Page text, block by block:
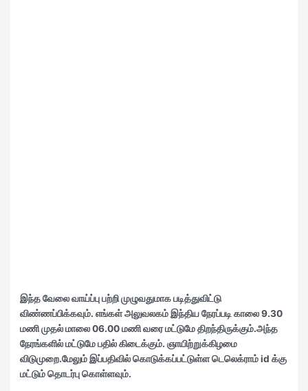
இந்த வேலை வாய்ப்பு பற்றி முழுவதுமாக படித்துவிட்டு
விண்ணப்பிக்கவும். எங்கள்அலுவலகம் இந்திய நேரப்படி காலை 9.30
மணி முதல் மாலை 06.00 மணி வரை மட்டுமே திறந்திருக்கும்.அந்த
நேரங்களில் மட்டுமே பதில் கிடைக்கும். ஞாயிற்றுக்கிழமை
விடுமுறை.மேலும் இப்பதிவில் கொடுக்கப்பட்டுள்ள டெலெக்ராம் id க்கு
மட்டும் தொடர்பு கொள்ளவும்.